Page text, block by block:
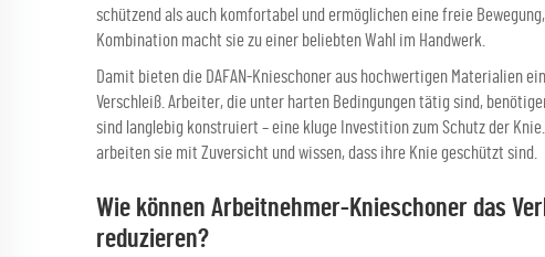
schützend als auch komfortabel und ermöglichen eine freie
Kombination macht sie zu einer beliebten Wahl im Handwerk.
Damit bieten die DAFAN-Knieschoner aus hochwertigen Materialien
Verschleiß. Arbeiter, die unter harten Bedingungen tätig sind,
sind langlebig konstruiert – eine kluge Investition zum Schutz der
arbeiten sie mit Zuversicht und wissen, dass ihre Knie geschützt sind.
Wie können Arbeitnehmer-Knieschoner das
reduzieren?